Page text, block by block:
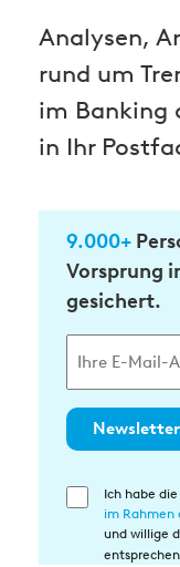
Analysen,
rund um
im Banking
in Ihr
9.000+
Vorsprung
gesichert.
Einwilligung
Ich habe
im Rahmen
und willige